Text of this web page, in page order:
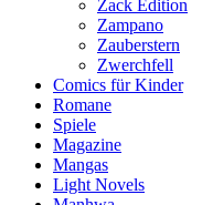
Zack Edition
Zampano
Zauberstern
Zwerchfell
Comics für Kinder
Romane
Spiele
Magazine
Mangas
Light Novels